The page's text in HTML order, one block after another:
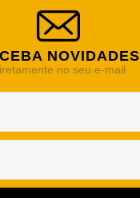
NOVIDADES
no seu e-mail